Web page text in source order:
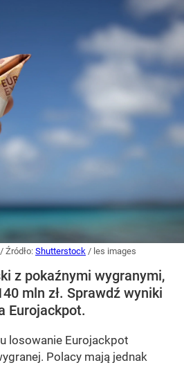
/ Źródło: Shutterstock / les images
z pokaźnymi wygranymi,
mln zł. Sprawdź wyniki
Eurojackpot.
losowanie Eurojackpot
Polacy mają jednak